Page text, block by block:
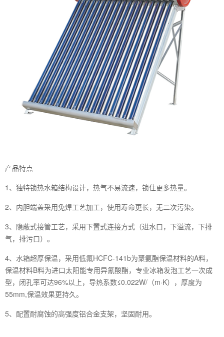
产品特点
1、独特锁热水箱结构设计，热气不易流速，锁住更多热量。
2、内胆端盖采用免焊工艺加工，使用寿命更长，无二次污染。
3、隐蔽式接管工艺，采用下置式连接方式（进水口，下溢流，下排
气，排污口）。
4、水箱超厚保温，采用低氟HCFC-141b为聚氨酯保温材料的A料，
保温材料B料为进口太阳能专用异氰酸酯，专业冰箱发泡工艺一次成
型，闭孔率可达96%以上，导热系数≤0.022W/（m·K），厚度为
55mm,保温效果更持久。
5、配置耐腐蚀的高强度铝合金支架，坚固耐用。